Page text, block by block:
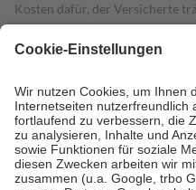
Kosten dafür, der Versicherte
mit.
Grundsätzlich leisten Mitglieder
höchstens zehn Euro.
Es sind
Kosten der Leistung zu
Diese Regeln gelten
Bei Heilmitteln und häuslicher
Zuzahlung zehn Prozent der
Verordnung.